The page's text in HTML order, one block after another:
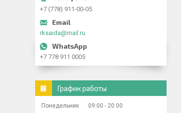
+7 (778) 911-00-05
rksaida@mail.ru
+7 778 911 0005
График работы
Понедельник 09:00
20:00